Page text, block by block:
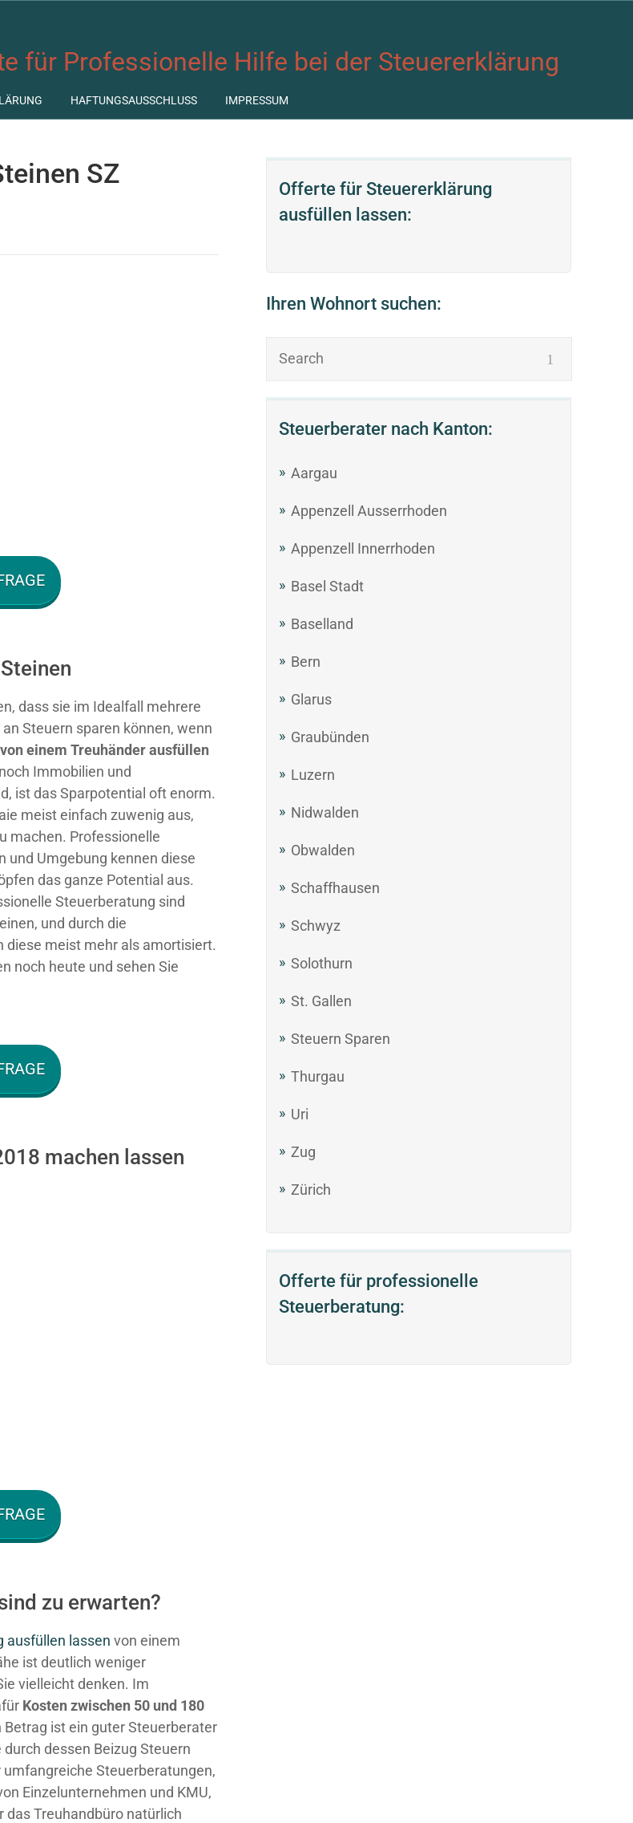
für Professionelle Hilfe bei der Steuererklärung
HAFTUNGSAUSSCHLUSS IMPRESSUM
Offerte für Steuererklärung
ausfüllen lassen:
Ihren Wohnort suchen:
Steuerberater nach Kanton:
Aargau
Appenzell Ausserrhoden
Appenzell Innerrhoden
Basel Stadt
Baselland
Bern
Glarus
Graubünden
Luzern
Nidwalden
Obwalden
Schaffhausen
Schwyz
Solothurn
St. Gallen
Steuern Sparen
Thurgau
Uri
Zug
Zürich
Offerte für professionelle
Steuerberatung:
SZ
dass sie im Idealfall mehrere
Steuern sparen können, wenn
einem Treuhänder ausfüllen
Immobilien und
ist das Sparpotential oft enorm.
meist einfach zuwenig aus,
machen. Professionelle
und Umgebung kennen diese
das ganze Potential aus.
Steuerberatung sind
und durch die
diese meist mehr als amortisiert.
noch heute und sehen Sie
machen lassen
zu erwarten?
ausfüllen lassen von einem
ist deutlich weniger
vielleicht denken. Im
Kosten zwischen 50 und 180
Betrag ist ein guter Steuerberater
dessen Beizug Steuern
umfangreiche Steuerberatungen,
Einzelunternehmen und KMU,
das Treuhandbüro natürlich